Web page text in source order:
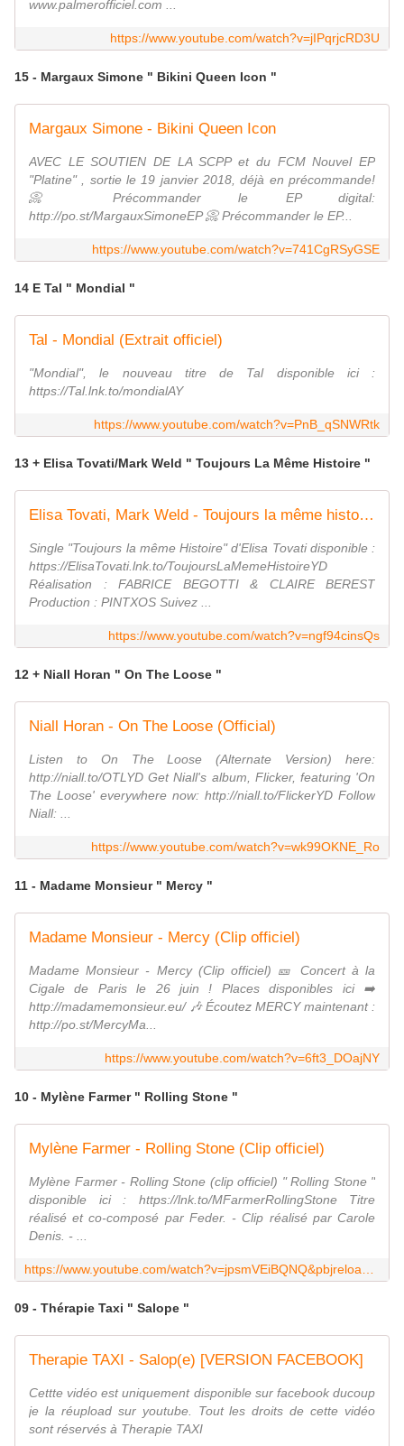
www.palmerofficiel.com ...
https://www.youtube.com/watch?v=jIPqrjcRD3U
15 - Margaux Simone " Bikini Queen Icon "
Margaux Simone - Bikini Queen Icon
AVEC LE SOUTIEN DE LA SCPP et du FCM Nouvel EP
"Platine" , sortie le 19 janvier 2018, déjà en précommande!
📀 Précommander le EP digital:
http://po.st/MargauxSimoneEP 📀 Précommander le EP...
https://www.youtube.com/watch?v=741CgRSyGSE
14 E Tal " Mondial "
Tal - Mondial (Extrait officiel)
"Mondial", le nouveau titre de Tal disponible ici :
https://Tal.lnk.to/mondialAY
https://www.youtube.com/watch?v=PnB_qSNWRtk
13 + Elisa Tovati/Mark Weld " Toujours La Même Histoire "
Elisa Tovati, Mark Weld - Toujours la même histoire
Single "Toujours la même Histoire" d'Elisa Tovati disponible :
https://ElisaTovati.lnk.to/ToujoursLaMemeHistoireYD
Réalisation : FABRICE BEGOTTI & CLAIRE BEREST
Production : PINTXOS Suivez ...
https://www.youtube.com/watch?v=ngf94cinsQs
12 + Niall Horan " On The Loose "
Niall Horan - On The Loose (Official)
Listen to On The Loose (Alternate Version) here:
http://niall.to/OTLYD Get Niall's album, Flicker, featuring 'On
The Loose' everywhere now: http://niall.to/FlickerYD Follow
Niall: ...
https://www.youtube.com/watch?v=wk99OKNE_Ro
11 - Madame Monsieur " Mercy "
Madame Monsieur - Mercy (Clip officiel)
Madame Monsieur - Mercy (Clip officiel) 🎫 Concert à la
Cigale de Paris le 26 juin ! Places disponibles ici ➡️
http://madamemonsieur.eu/ 🎶 Écoutez MERCY maintenant :
http://po.st/MercyMa...
https://www.youtube.com/watch?v=6ft3_DOajNY
10 - Mylène Farmer " Rolling Stone "
Mylène Farmer - Rolling Stone (Clip officiel)
Mylène Farmer - Rolling Stone (clip officiel) " Rolling Stone "
disponible ici : https://lnk.to/MFarmerRollingStone Titre
réalisé et co-composé par Feder. - Clip réalisé par Carole
Denis. - ...
09 - Thérapie Taxi " Salope "
Therapie TAXI - Salop(e) [VERSION FACEBOOK]
Cettte vidéo est uniquement disponible sur facebook ducoup
je la réupload sur youtube. Tout les droits de cette vidéo
sont réservés à Therapie TAXI